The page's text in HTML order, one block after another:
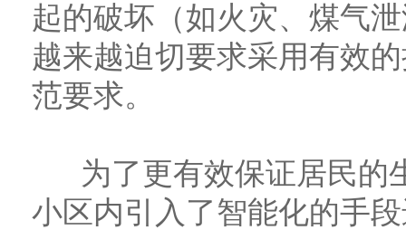
起的破坏（如火灾、煤气
越来越迫切要求采用有效
范要求。
为了更有效保证居民的
小区内引入了智能化的手